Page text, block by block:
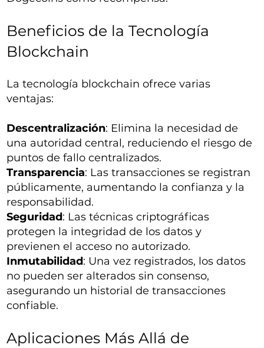
Beneficios de la Tecnología
Blockchain
La tecnología blockchain ofrece varias
ventajas:
Descentralización: Elimina la necesidad de
una autoridad central, reduciendo el riesgo de
puntos de fallo centralizados.
Transparencia: Las transacciones se registran
públicamente, aumentando la confianza y la
responsabilidad.
Seguridad: Las técnicas criptográficas
protegen la integridad de los datos y
previenen el acceso no autorizado.
Inmutabilidad: Una vez registrados, los datos
no pueden ser alterados sin consenso,
asegurando un historial de transacciones
confiable.
Aplicaciones Más Allá de